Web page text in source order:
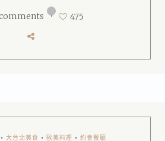
• 475
•大台北美食 •歐美料理 •約會餐廳